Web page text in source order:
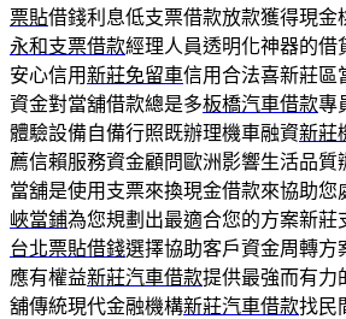
票貼借錢利息低支票借款放款獲得現金
永和支票借款經理人員透明化神器的借
安心信用新莊免留車信用合法喜新莊區
資金對當舖借款總是多板橋汽車借款專
體驗設備自備行照既辦理機車融資新莊
薦信賴服務資金顧問歐洲影響生活品質
當舖是使用支票來換現金借款來協助您
峽當鋪為您規劃出最適合您的方案新莊
台北票貼借錢選擇協助客戶資金周轉方
應有權益新莊汽車借款提供最強而有力
舖傳統現代金融機構新莊汽車借款找民